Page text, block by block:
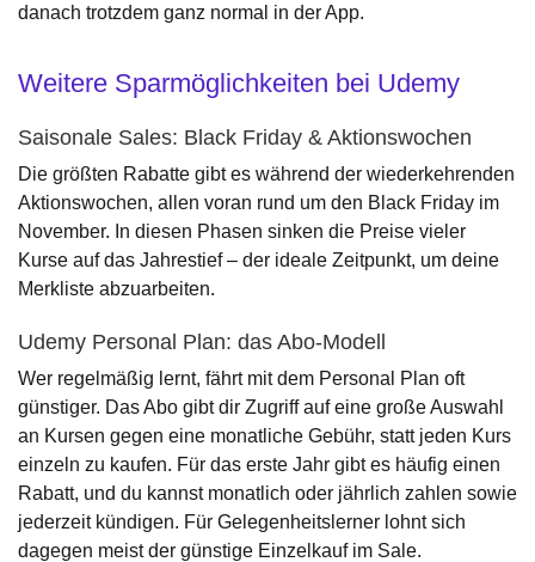
danach trotzdem ganz normal in der App.
Weitere Sparmöglichkeiten bei Udemy
Saisonale Sales: Black Friday & Aktionswochen
Die größten Rabatte gibt es während der wiederkehrenden
Aktionswochen, allen voran rund um den Black Friday im
November. In diesen Phasen sinken die Preise vieler
Kurse auf das Jahrestief – der ideale Zeitpunkt, um deine
Merkliste abzuarbeiten.
Udemy Personal Plan: das Abo-Modell
Wer regelmäßig lernt, fährt mit dem Personal Plan oft
günstiger. Das Abo gibt dir Zugriff auf eine große Auswahl
an Kursen gegen eine monatliche Gebühr, statt jeden Kurs
einzeln zu kaufen. Für das erste Jahr gibt es häufig einen
Rabatt, und du kannst monatlich oder jährlich zahlen sowie
jederzeit kündigen. Für Gelegenheitslerner lohnt sich
dagegen meist der günstige Einzelkauf im Sale.